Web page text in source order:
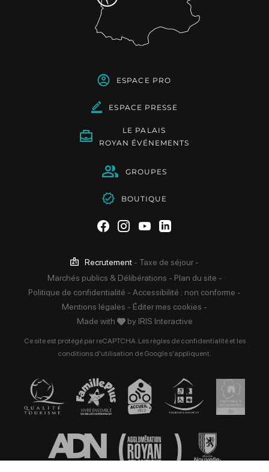
ESPACE PRO
ESPACE PRESSE
LE PALAIS
ROYAN ÉVÉNEMENTS
GROUPES
BOUTIQUE
Suivez-nous sur Facebook
Suivez-nous sur
Suivez-nous sur
Suivez-nous sur
Recrutement - Taxe de séjour -
Marchés publics & Délibérations - Plan du site -
Politique de confidentialité - Accessibilité : non conforme -
Mentions légales - Éditer mes cookies -
Made with
by IRIS Interactive
Ce site est protégé par reCAPTCHA. Les règles de confidentialitéet les
conditions d'utilisation de Google s'appliquent.